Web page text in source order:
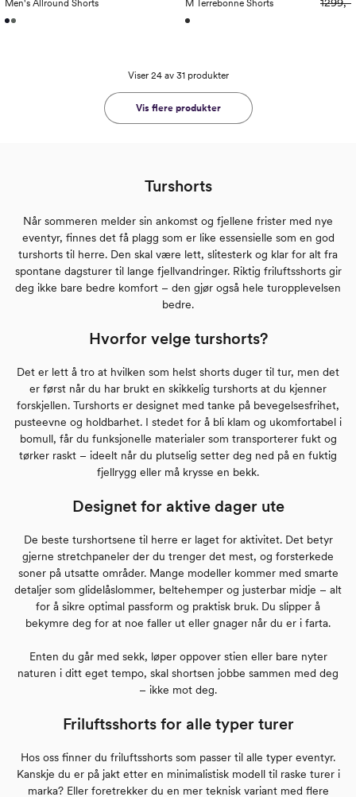
Men's Allround Shorts M Terrebonne Shorts
Viser 24 av 31 produkter
Vis flere produkter
Turshorts
Når sommeren melder sin ankomst og fjellene frister med nye
eventyr, finnes det få plagg som er like essensielle som en god
turshorts til herre. Den skal være lett, slitesterk og klar for alt fra
spontane dagsturer til lange fjellvandringer. Riktig friluftsshorts gir
deg ikke bare bedre komfort – den gjør også hele turopplevelsen
bedre.
Hvorfor velge turshorts?
Det er lett å tro at hvilken som helst shorts duger til tur, men det
er først når du har brukt en skikkelig turshorts at du kjenner
forskjellen. Turshorts er designet med tanke på bevegelsesfrihet,
pusteevne og holdbarhet. I stedet for å bli klam og ukomfortabel i
bomull, får du funksjonelle materialer som transporterer fukt og
tørker raskt – ideelt når du plutselig setter deg ned på en fuktig
fjellrygg eller må krysse en bekk.
Designet for aktive dager ute
De beste turshortsene til herre er laget for aktivitet. Det betyr
gjerne stretchpaneler der du trenger det mest, og forsterkede
soner på utsatte områder. Mange modeller kommer med smarte
detaljer som glidelåslommer, beltehemper og justerbar midje – alt
for å sikre optimal passform og praktisk bruk. Du slipper å
bekymre deg for at noe faller ut eller gnager når du er i farta.
Enten du går med sekk, løper oppover stien eller bare nyter
naturen i ditt eget tempo, skal shortsen jobbe sammen med deg
– ikke mot deg.
Friluftsshorts for alle typer turer
Hos oss finner du friluftsshorts som passer til alle typer eventyr.
Kanskje du er på jakt etter en minimalistisk modell til raske turer i
marka? Eller foretrekker du en mer teknisk variant med flere